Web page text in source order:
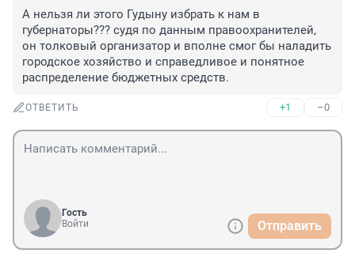
А нельзя ли этого Гудыну избрать к нам в
губернаторы??? судя по данным правоохранителей,
он толковый организатор и вполне смог бы наладить
городское хозяйство и справедливое и понятное
распределение бюджетных средств.
ОТВЕТИТЬ +1 –0
Гость
Войти
Отправить